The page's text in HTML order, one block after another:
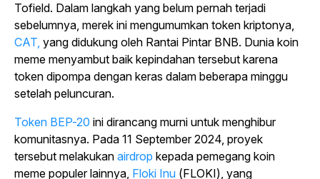
Tofield. Dalam langkah yang belum pernah terjadi
sebelumnya, merek ini mengumumkan token kriptonya,
CAT, yang didukung oleh Rantai Pintar BNB. Dunia koin
meme menyambut baik kepindahan tersebut karena
token dipompa dengan keras dalam beberapa minggu
setelah peluncuran.
Token BEP-20 ini dirancang murni untuk menghibur
komunitasnya. Pada 11 September 2024, proyek
tersebut melakukan airdrop kepada pemegang koin
meme populer lainnya, Floki Inu (FLOKI), yang